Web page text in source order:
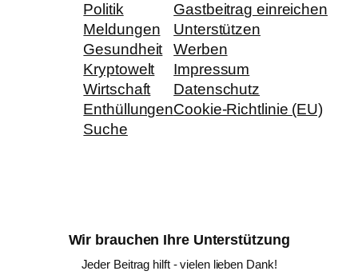
Politik
Meldungen
Gesundheit
Kryptowelt
Wirtschaft
Enthüllungen
Suche
Gastbeitrag einreichen
Unterstützen
Werben
Impressum
Datenschutz
Cookie-Richtlinie (EU)
Wir brauchen Ihre Unterstützung
Jeder Beitrag hilft - vielen lieben Dank!